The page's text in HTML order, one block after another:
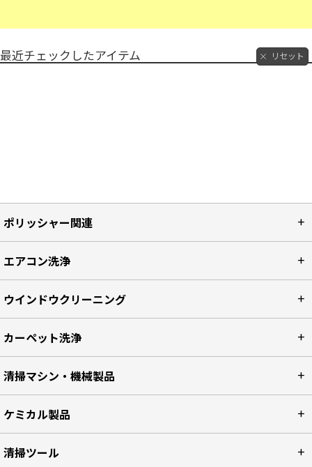
最近チェックしたアイテム リセット
ポリッシャー関連
エアコン洗浄
ウインドウクリーニング
カーペット洗浄
清掃マシン・機械製品
ケミカル製品
清掃ツール